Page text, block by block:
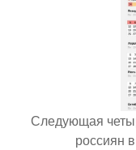
Следующая
россиян